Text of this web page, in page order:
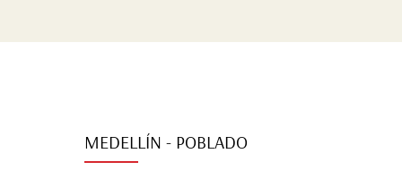
MEDELLÍN - POBLADO